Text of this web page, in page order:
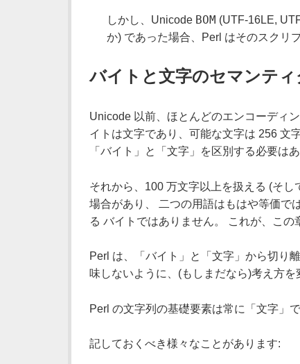
しかし、Unicode BOM (UTF-16LE,
か) であった場合、Perl はそのスクリ
バイトと文字のセマンティ
Unicode 以前、ほとんどのエンコーディ
イトは文字であり、可能な文字は 256 文
「バイト」と「文字」を区別する必要は
それから、100 万文字以上を扱える (そ
場合があり、 二つの用語はもはや等価で
る バイトではありません。 これが、こ
Perl は、「バイト」と「文字」から切り
味しないように、(もしまだなら)考え方を
Perl の文字列の基礎要素は常に「文字」
記しておくべき様々なことがあります: